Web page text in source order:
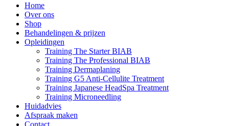
Home
Over ons
Shop
Behandelingen & prijzen
Opleidingen
Training The Starter BIAB
Training The Professional BIAB
Training Dermaplaning
Training G5 Anti-Cellulite Treatment
Training Japanese HeadSpa Treatment
Training Microneedling
Huidadvies
Afspraak maken
Contact